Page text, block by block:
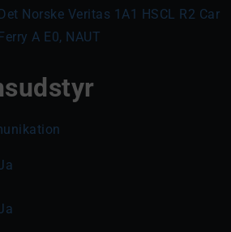
Norske Veritas 1A1 HSCL R2 Car
A E0, NAUT